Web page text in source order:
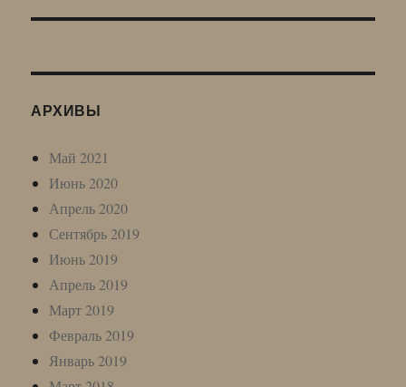
АРХИВЫ
Май 2021
Июнь 2020
Апрель 2020
Сентябрь 2019
Июнь 2019
Апрель 2019
Март 2019
Февраль 2019
Январь 2019